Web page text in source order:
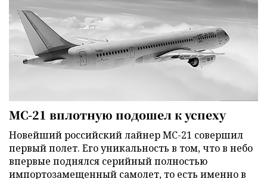
МС-21 вплотную подошел к успеху
Новейший российский лайнер МС-21 совершил
первый полет. Его уникальность в том, что в небо
впервые поднялся серийный полностью
импортозамещенный самолет, то есть именно в